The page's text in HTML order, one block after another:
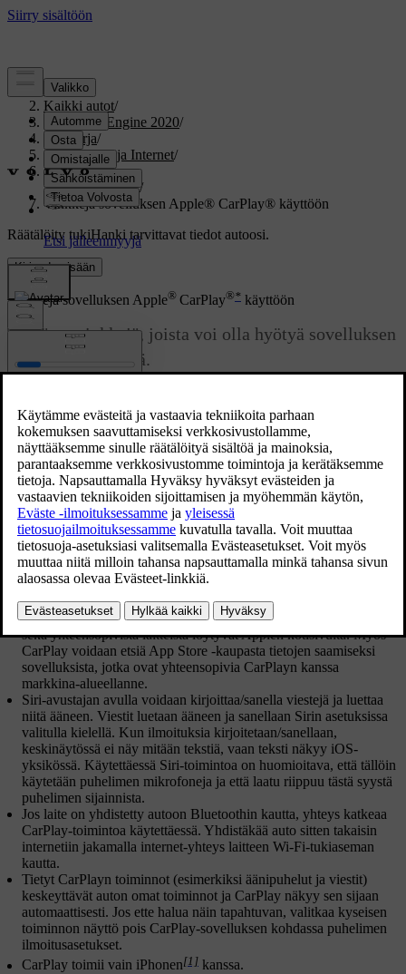
Tuki/
Kaikki autot/
V60 Twin Engine 2020/
Ohjekirja/
Ääni, media ja Internet/
Puhelin/
Apple CarPlay/
Vinkkejä sovelluksen Apple® CarPlay® käyttöön
Räätälöity tukiHanki tarvittavat tiedot autoosi.
Kirjaudu sisään
Vinkkejä sovelluksen Apple® CarPlay®* käyttöön
Tässä on vinkkejä, joista voi olla hyötyä sovelluksen
CarPlay ® käytössä.
Päivittäkää iOS-laitteenne uusimmalla iOS-
käyttöjärjestelmäversiolla ja varmistakaa, että sovellukset on
päivitetty.
Jos CarPlay-sovelluksen kanssa on ongelmia, irrottakaa iOS-laite
USB-liitännästä ja kytkekää se takaisin. Kokeilkaa muussa
tapauksessa sulkea laitteessa se sovellus, joka ei toimi, ja
käynnistäkää sovellus sitten uudelleen, tai kokeilkaa sammuttaa
kaikki sovellukset ja käynnistää laite uudelleen.
Jos sovellukset eivät näy, kun CarPlay käynnistyy (musta näyttö),
kokeilkaa pienentämällä ja suurentamalla CarPlay-osanäkymää.
Sellaisten sovellusten käyttäminen, jotka eivät ole yhteensopivia
CarPlay-toiminnon kanssa, voi aiheuttaa joskus iOS-laitteen ja
auton välisen yhteyden katkeamisen. Tiedot tuetuista sovelluksista
sekä yhteensopivista laitteista löytyvät Applen kotisivulta. Myös
CarPlay voidaan etsiä App Store -kaupasta tietojen saamiseksi
sovelluksista, jotka ovat yhteensopivia CarPlayn kanssa
markkina-alueellanne.
Siri-avustajan avulla voidaan kirjoittaa/sanella viestejä ja luettaa
niitä ääneen. Viestit luetaan ääneen ja sanellaan Sirin asetuksissa
valitulla kielellä. Kun ilmoituksia kirjoitetaan/sanellaan,
keskinäytössä ei näy mitään tekstiä, vaan teksti näkyy iOS-
yksikössä. Käytettäessä Siri-toimintoa on huomioitava, että tällöin
käytetään puhelimen mikrofoneja ja että laatu riippuu tästä syystä
puhelimen sijainnista.
Jos laite on yhdistetty autoon Bluetoothin kautta, yhteys katkeaa
CarPlay-toimintoa käytettäessä. Yhdistäkää auto sitten takaisin
internetiin jakamalla internet-yhteys laitteen Wi-Fi-tukiaseman
kautta.
Tietyt CarPlayn toiminnot (esimerkiksi äänipuhelut ja viestit)
keskeyttävät auton omat toiminnot ja CarPlay näkyy sen sijaan
automaattisesti. Jos ette halua näin tapahtuvan, valitkaa kyseisen
toiminnon näyttö pois CarPlay-sovelluksen kohdassa puhelimen
ilmoitusasetukset.
CarPlay toimii vain iPhonen[1] kanssa.